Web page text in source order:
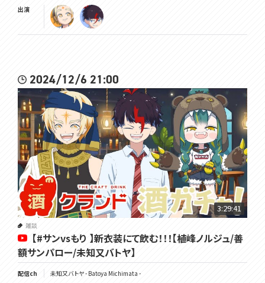
出演
2024/12/6 21:00
3:29:41
雑談
【#サンvsもり 】新衣装にて飲む！！！【植峰ノルジュ/善
額サンパロー/未知又バトヤ】
配信ch 未知又バトヤ - Batoya Michimata -